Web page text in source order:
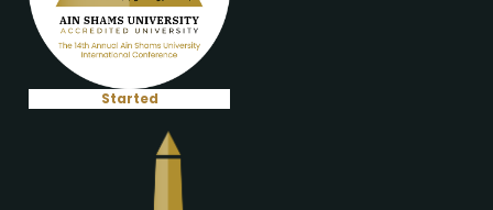
Started